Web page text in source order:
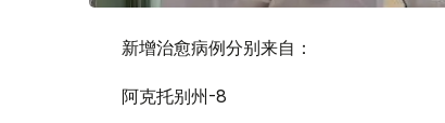
新增治愈病例分别来自：
阿克托别州-8